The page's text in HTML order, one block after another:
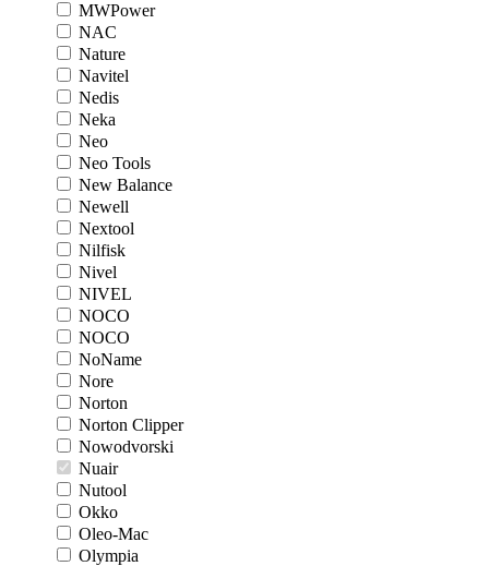
MWPower
NAC
Nature
Navitel
Nedis
Neka
Neo
Neo Tools
New Balance
Newell
Nextool
Nilfisk
Nivel
NIVEL
NOCO
NOCO
NoName
Nore
Norton
Norton Clipper
Nowodvorski
Nuair
Nutool
Okko
Oleo-Mac
Olympia